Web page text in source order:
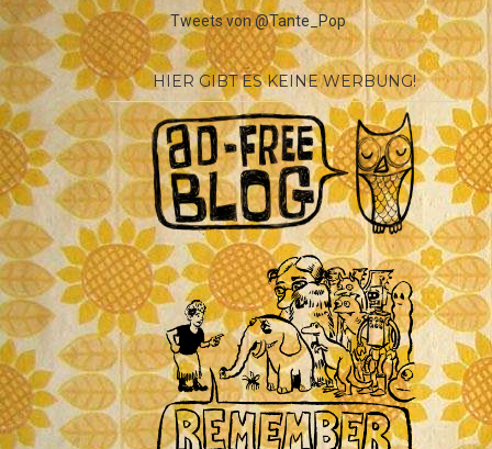
Tweets von @Tante_Pop
HIER GIBT ES KEINE WERBUNG!